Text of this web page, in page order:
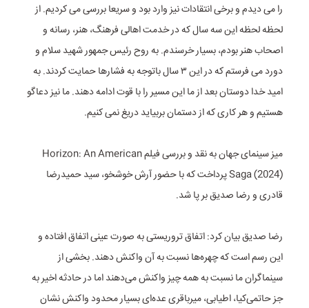
را می دیدم و برخی انتقادات نیز وارد بود و سریعا بررسی می کردیم. از
لحظه لحظه این سه سال که در خدمت اهالی فرهنگ، هنر، رسانه و
اصحاب هنر بودم، بسیار خرسندم. به روح رئیس جمهور شهید سلام و
دورد می فرستم که در این ۳ سال باتوجه به فشارها حمایت کردند. به
امید خدا دوستان بعد از ما این مسیر را با قوت ادامه دهند. ما نیز دعاگو
هستیم و هر کاری که از دستمان بربیاید دریغ نمی کنیم.
میز سینمای جهان به نقد و بررسی فیلم Horizon: An American
Saga (2024) پرداخت که با حضور آرش خوشخو، سید حمیدرضا
قادری و رضا صدیق بر پا شد.
رضا صدیق بیان کرد: اتفاق تروریستی به صورت عینی اتفاق افتاده و
این رسم است که چهره‌ها نسبت به آن واکنش دهند. بخشی از
سینماگران ما نسبت به همه چیز واکنش می‌دهند اما در حادثه اخیر به
جز حاتمی‌کیا، اطیابی، میرباقری عده‌ای بسیار محدود واکنش نشان